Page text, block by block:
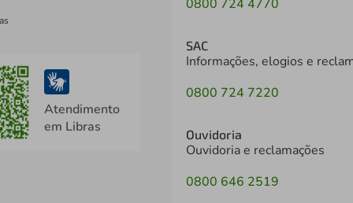
Atendimento
em Libras
0800 724 4770
SAC
Informações, elogios e
0800 724 7220
Ouvidoria
Ouvidoria e reclamações
0800 646 2519